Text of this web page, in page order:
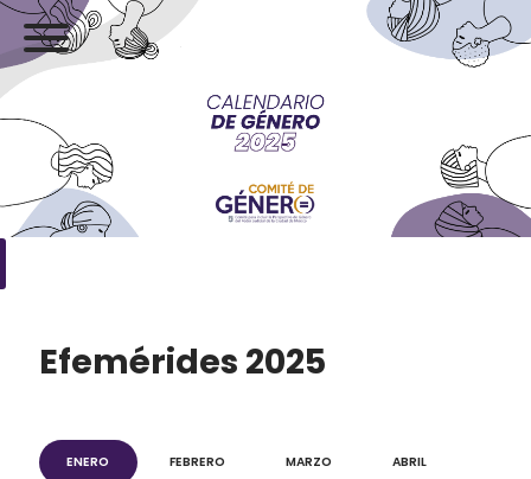
Efemérides 2025
ENERO FEBRERO MARZO ABRIL